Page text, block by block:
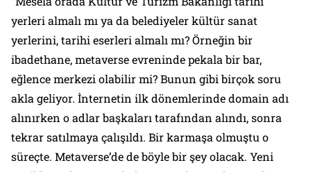
yerleri almalı mı ya da belediyeler kültür sanat
yerlerini, tarihi eserleri almalı mı? Örneğin bir
ibadethane, metaverse evreninde pekala bir bar,
eğlence merkezi olabilir mi? Bunun gibi birçok soru
akla geliyor. İnternetin ilk dönemlerinde domain adı
alınırken o adlar başkaları tarafından alındı, sonra
tekrar satılmaya çalışıldı. Bir karmaşa olmuştu o
süreçte. Metaverse’de de böyle bir şey olacak. Yeni